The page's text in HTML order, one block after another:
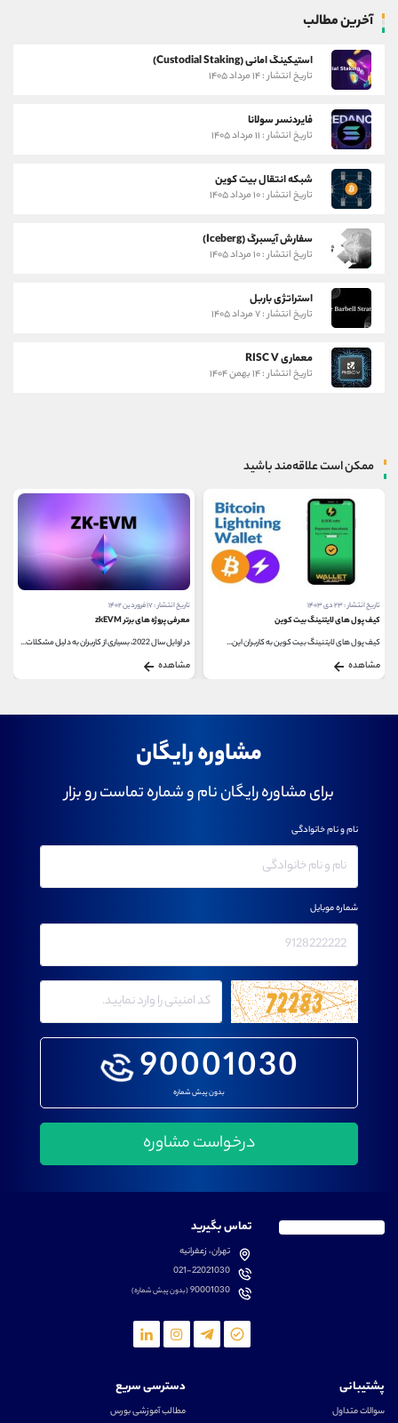
آخرین مطالب
استیکینگ امانی (Custodial Staking)
تاریخ انتشار : ۱۴ مرداد ۱۴۰۵
فایردنسر سولانا
تاریخ انتشار : ۱۱ مرداد ۱۴۰۵
شبکه انتقال بیت کوین
تاریخ انتشار : ۱۰ مرداد ۱۴۰۵
سفارش آیسبرگ (Iceberg)
تاریخ انتشار : ۱۰ مرداد ۱۴۰۵
استراتژی باربل
تاریخ انتشار : ۷ مرداد ۱۴۰۵
معماری RISC V
تاریخ انتشار : ۱۴ بهمن ۱۴۰۴
ممکن است علاقه‌مند باشید
تاریخ انتشار : ۲۳ دی ۱۴۰۳
کیف پول های لایتنینگ بیت کوین
کیف پول های لایتنینگ بیت کوین به کاربران این...
مشاهده
تاریخ انتشار : ۱۷ فروردین ۱۴۰۲
معرفی پروژه های برتر zkEVM
در اوایل سال 2022، بسیاری از کاربران به دلیل مشکلات...
مشاهده
مشاوره رایگان
برای مشاوره رایگان نام و شماره تماست رو بزار
90001030
بدون پیش شماره
نام و نام خانوادگی
شماره موبایل
تماس بگیرید
تهران، زعفرانیه
021-22021030
90001030(بدون پیش شماره)
پشتیبانی
سوالات متداول
دسترسی سریع
مطالب آموزشی بورس